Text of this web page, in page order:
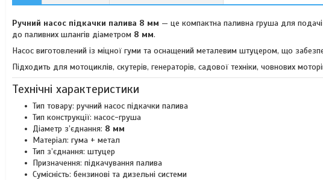
Ручний насос підкачки палива 8 мм — це компактна паливна груша для
до паливних шлангів діаметром 8 мм.
Насос виготовлений із міцної гуми та оснащений металевим штуцером, що
Підходить для мотоциклів, скутерів, генераторів, садової техніки, човнових
Технічні характеристики
Тип товару: ручний насос підкачки палива
Тип конструкції: насос-груша
Діаметр з’єднання: 8 мм
Матеріал: гума + метал
Тип з’єднання: штуцер
Призначення: підкачування палива
Сумісність: бензинові та дизельні системи